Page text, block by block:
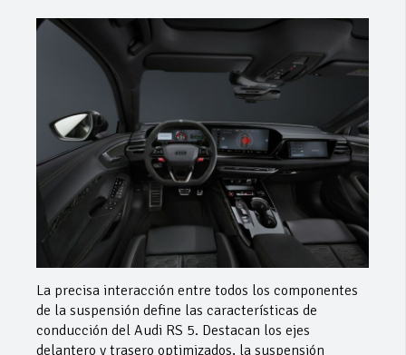
La precisa interacción entre todos los componentes
de la suspensión define las características de
conducción del Audi RS 5. Destacan los ejes
delantero y trasero optimizados, la suspensión